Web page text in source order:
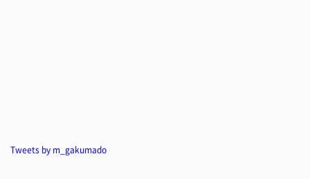
Tweets by m_gakumado